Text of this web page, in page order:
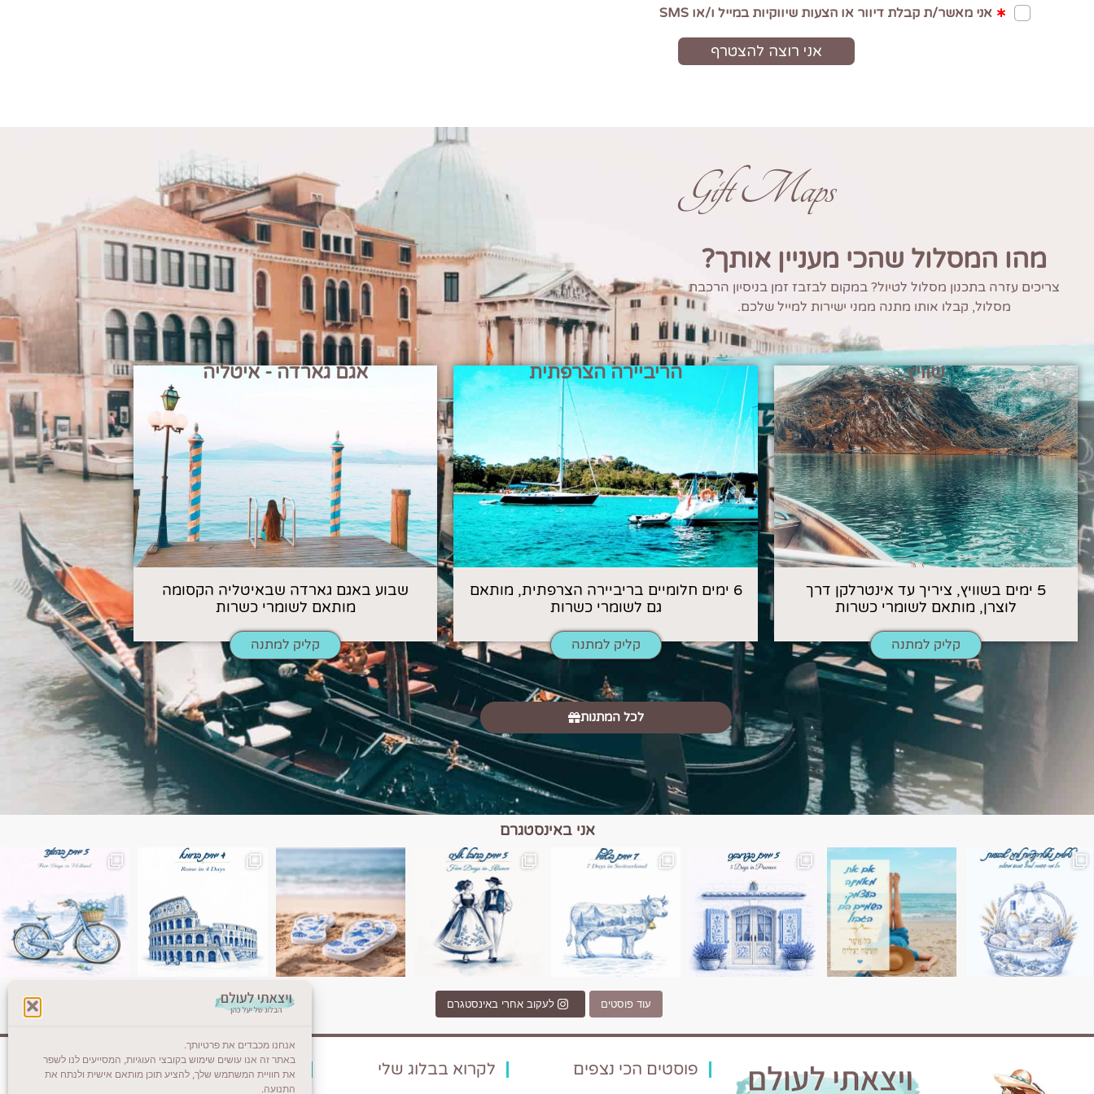
אנחנו מכבדים את פרטיותך.
באתר זה אנו עושים שימוש בקובצי העוגיות, המסייעים לנו לשפר
את חוויית המשתמש שלך, להציע תוכן מותאם אישית ולנתח את
התנועה.
Gift Maps
מהו המסלול שהכי מעניין אותך?
צריכים עזרה בתכנון מסלול לטיול? במקום לבזבז זמן בניסיון הרכבת
מסלול, קבלו אותו מתנה ממני ישירות למייל שלכם.
שוויץ
5 ימים בשוויץ, ציריך עד אינטרלקן דרך
לוצרן, מותאם לשומרי כשרות
קליק למתנה
הריביירה הצרפתית
6 ימים חלומיים בריביירה הצרפתית, מותאם
גם לשומרי כשרות
קליק למתנה
אגם גארדה - איטליה
שבוע באגם גארדה שבאיטליה הקסומה
מותאם לשומרי כשרות
קליק למתנה
לכל המתנות
אני באינסטגרם
השמים הם הגבול 💙🩵 טיול בין כפרים, יין ונופים בחבל אלזס צרפת
יש רגע כזה בחופשה שבו הכל נהיה פשוט יותר. החול, הי
יש ערים בעולם שמרגישות כמו מסע בזמן. רומא היא אחתInstagram post 18087423191462101
עוד פוסטים לעקוב אחרי באינסטגרם
פוסטים הכי נצפים לקרוא בבלוג שלי צרו קשר (לא בשבת)